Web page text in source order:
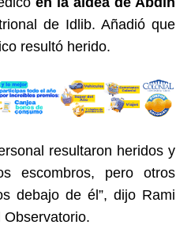
de Idlib. Añadió que
resultó herido.
resultaron heridos y
escombros, pero otros
debajo de él”, dijo Rami